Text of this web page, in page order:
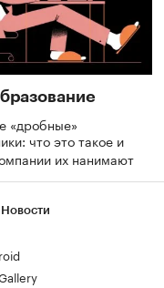
«дробные»
что это такое и
их нанимают